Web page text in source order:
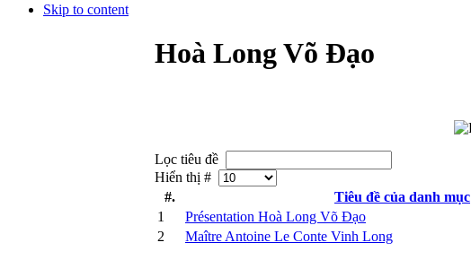
Skip to content
Hoà Long Võ Đạo
Lọc tiêu đề
Hiển thị #
#.
Tiêu đề của danh mục
1
Présentation Hoà Long Võ Đạo
2
Maître Antoine Le Conte Vinh Long